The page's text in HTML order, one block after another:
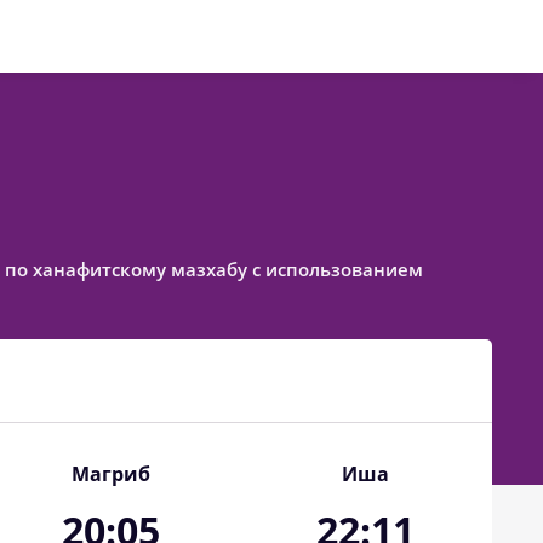
ханафитскому мазхабу с использованием
Магриб
20:05
Иша
22:11